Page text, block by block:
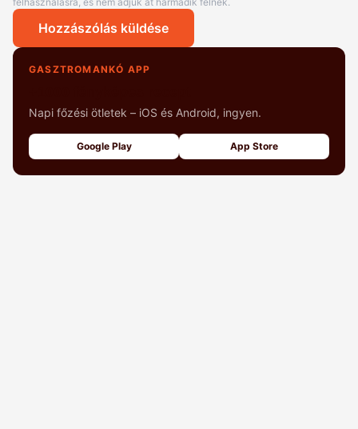
Hozzászólás küldése
GASZTROMANKÓ APP
Napi főzési ötletek – iOS és Android, ingyen.
Google Play App Store